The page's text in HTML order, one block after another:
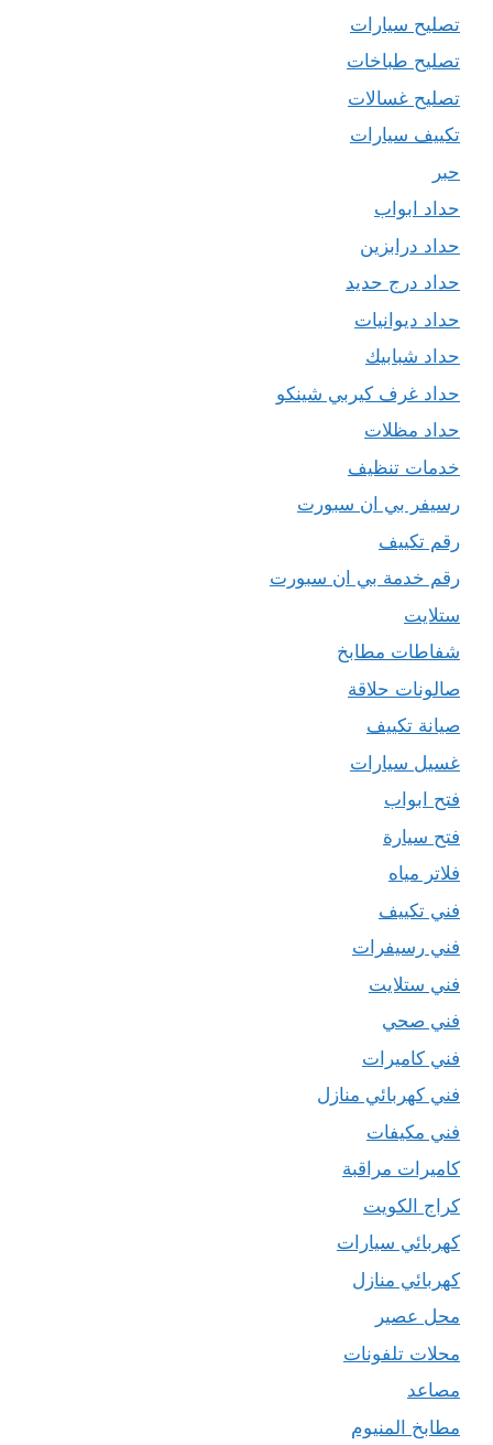
تصليح سيارات
تصليح طباخات
تصليح غسالات
تكييف سيارات
حبر
حداد ابواب
حداد درابزين
حداد درج حديد
حداد ديوانيات
حداد شبابيك
حداد غرف كيربي شينكو
حداد مظلات
خدمات تنظيف
رسيفر بي ان سبورت
رقم تكييف
رقم خدمة بي ان سبورت
ستلايت
شفاطات مطابخ
صالونات حلاقة
صيانة تكييف
غسيل سيارات
فتح ابواب
فتح سيارة
فلاتر مياه
فني تكييف
فني رسيفرات
فني ستلايت
فني صحي
فني كاميرات
فني كهربائي منازل
فني مكيفات
كاميرات مراقبة
كراج الكويت
كهربائي سيارات
كهربائي منازل
محل عصير
محلات تلفونات
مصاعد
مطابخ المنيوم